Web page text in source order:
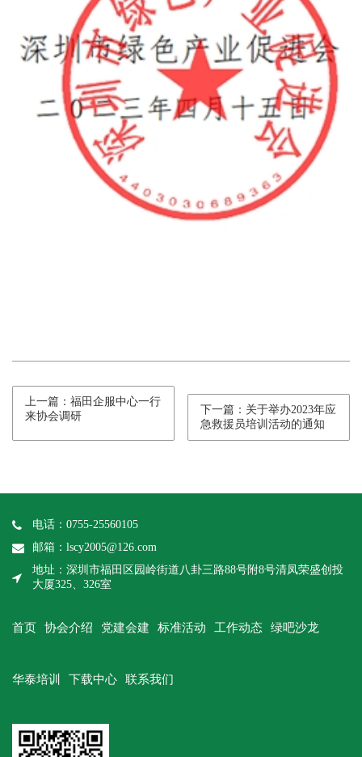
上一篇：福田企服中心一行
来协会调研
下一篇：关于举办2023年应
急救援员培训活动的通知
电话：0755-25560105
邮箱：lscy2005@126.com
地址：深圳市福田区园岭街道八卦三路88号附8号清凤荣盛创投
大厦325、326室
首页 协会介绍 党建会建 标准活动 工作动态 绿吧沙龙
华泰培训 下载中心 联系我们